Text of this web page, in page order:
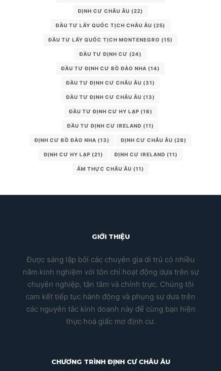
ĐỊNH CƯ CHÂU ÂU (22)
ĐẦU TƯ LẤY QUỐC TỊCH CHÂU ÂU (25)
ĐẦU TƯ LẤY QUỐC TỊCH MONTENEGRO (15)
ĐẦU TƯ ĐỊNH CƯ (24)
ĐẦU TƯ ĐỊNH CƯ BỒ ĐÀO NHA (14)
ĐẦU TƯ ĐỊNH CƯ CHÂU ÂU (31)
ĐẦU TƯ ĐỊNH CƯ CHÂU ÂU (13)
ĐẦU TƯ ĐỊNH CƯ HY LẠP (16)
ĐẦU TƯ ĐỊNH CƯ IRELAND (11)
ĐỊNH CƯ BỒ ĐÀO NHA (13) ĐỊNH CƯ CHÂU ÂU (28)
ĐỊNH CƯ HY LẠP (21) ĐỊNH CƯ IRELAND (11)
ẨM THỰC CHÂU ÂU (11)
GIỚI THIỆU
Được sáng lập bởi các chuyên gia di trú có nhiều
năm kinh nghiệm với tôn chỉ hoạt động dựa trên sự
chuyên nghiệp, tận tâm và chính trực. Chúng tôi
cam kết tiếp tục hành động và phụng sự dựa trên
các nguyên tắc kinh doanh này để cùng bạn hiện
thực hoá giấc mơ định cư.
CHƯƠNG TRÌNH ĐỊNH CƯ CHÂU ÂU